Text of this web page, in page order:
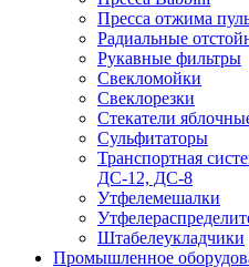
Пресса отжима
Радиальные
Рукавные фильтры
Свекломойки
Свеклорезки
Стекатели
Сульфитаторы
Транспортная
ДС-12, ДС-8
Утфелемешалки
Штабелеукладчики
Промышленное